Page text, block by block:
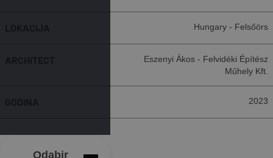
Hungary - Felsőörs
Eszenyi Ákos - Felvidéki Építész
Műhely Kft.
2023
Odabir